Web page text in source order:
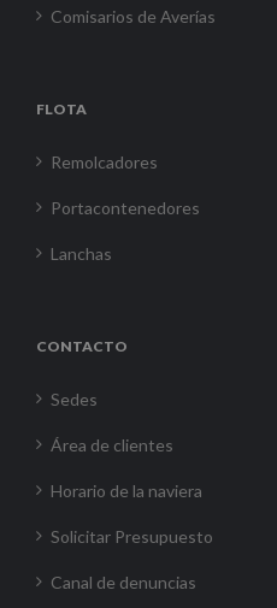
Comisarios de Averías
FLOTA
Remolcadores
Portacontenedores
Lanchas
CONTACTO
Sedes
Área de clientes
Horario de la naviera
Solicitar Presupuesto
Canal de denuncias